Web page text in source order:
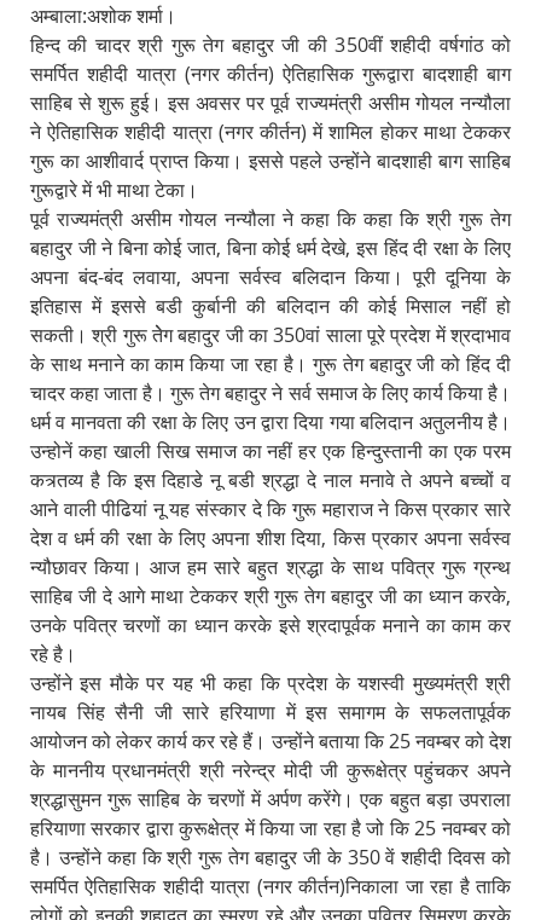
अम्बाला:अशोक शर्मा।
हिन्द की चादर श्री गुरू तेग बहादुर जी की 350वीं शहीदी वर्षगांठ को
समर्पित शहीदी यात्रा (नगर कीर्तन) ऐतिहासिक गुरूद्वारा बादशाही बाग
साहिब से शुरू हुई। इस अवसर पर पूर्व राज्यमंत्री असीम गोयल नन्यौला
ने ऐतिहासिक शहीदी यात्रा (नगर कीर्तन) में शामिल होकर माथा टेककर
गुरू का आशीवार्द प्राप्त किया। इससे पहले उन्होंने बादशाही बाग साहिब
गुरूद्वारे में भी माथा टेका।
पूर्व राज्यमंत्री असीम गोयल नन्यौला ने कहा कि कहा कि श्री गुरू तेग
बहादुर जी ने बिना कोई जात, बिना कोई धर्म देखे, इस हिंद दी रक्षा के लिए
अपना बंद-बंद लवाया, अपना सर्वस्व बलिदान किया। पूरी दूनिया के
इतिहास में इससे बडी कुर्बानी की बलिदान की कोई मिसाल नहीं हो
सकती। श्री गुरू तेेग बहादुर जी का 350वां साला पूरे प्रदेश में श्रदाभाव
के साथ मनाने का काम किया जा रहा है। गुरू तेग बहादुर जी को हिंद दी
चादर कहा जाता है। गुरू तेग बहादुर ने सर्व समाज के लिए कार्य किया है।
धर्म व मानवता की रक्षा के लिए उन द्वारा दिया गया बलिदान अतुलनीय है।
उन्होनें कहा खाली सिख समाज का नहीं हर एक हिन्दुस्तानी का एक परम
कत्र्तव्य है कि इस दिहाडे नू बडी श्रद्धा दे नाल मनावे ते अपने बच्चों व
आने वाली पीढियां नू यह संस्कार दे कि गुरू महाराज ने किस प्रकार सारे
देश व धर्म की रक्षा के लिए अपना शीश दिया, किस प्रकार अपना सर्वस्व
न्यौछावर किया। आज हम सारे बहुत श्रद्धा के साथ पवित्र गुरू ग्रन्थ
साहिब जी दे आगे माथा टेककर श्री गुरू तेग बहादुर जी का ध्यान करके,
उनके पवित्र चरणों का ध्यान करके इसे श्रदापूर्वक मनाने का काम कर
रहे है।
उन्होंने इस मौके पर यह भी कहा कि प्रदेश के यशस्वी मुख्यमंत्री श्री
नायब सिंह सैनी जी सारे हरियाणा में इस समागम के सफलतापूर्वक
आयोजन को लेकर कार्य कर रहे हैं। उन्होंने बताया कि 25 नवम्बर को देश
के माननीय प्रधानमंत्री श्री नरेन्द्र मोदी जी कुरूक्षेत्र पहुंचकर अपने
श्रद्धासुमन गुरू साहिब के चरणों में अर्पण करेंगे। एक बहुत बड़ा उपराला
हरियाणा सरकार द्वारा कुरूक्षेत्र में किया जा रहा है जो कि 25 नवम्बर को
है। उन्होंने कहा कि श्री गुरू तेग बहादुर जी के 350 वें शहीदी दिवस को
समर्पित ऐतिहासिक शहीदी यात्रा (नगर कीर्तन)निकाला जा रहा है ताकि